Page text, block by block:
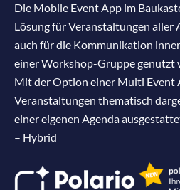
Die Mobile Event App im
Lösung für Veranstaltungen aller
auch für die Kommunikation
einer Workshop-Gruppe genutzt
Mit der Option einer Multi Event
Veranstaltungen thematisch
einer eigenen Agenda
– Hybrid